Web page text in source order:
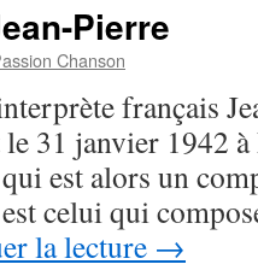
Pierre
Chanson
français
31 janvier 1942
est alors un
celui qui
la lecture →